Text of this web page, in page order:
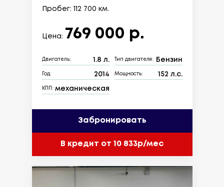
Пробег: 112 700 км.
Цена: 769 000 р.
Двигатель: 1.8 л. Тип двигателя: Бензин
Год: 2014 Мощность: 152 л.с.
КПП: механическая
Забронировать
В кредит от 10 833р/мес